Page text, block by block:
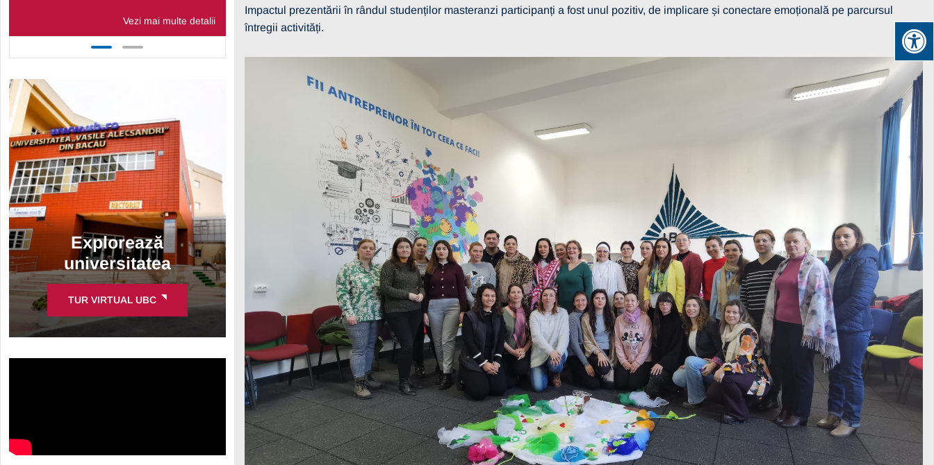
Vezi mai multe detalii
Explorează
universitatea
TUR VIRTUAL UBC
Impactul prezentării în rândul studenților masteranzi participanți a fost unul pozitiv, de implicare și conectare emoțională pe parcursul
întregii activități.